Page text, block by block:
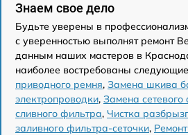
Знаем свое дело
Будьте уверены в
с уверенностью выполнят ремонт
данным наших мастеров в
наиболее востребованы
приводного ремня, Замена шкива
электропроводки, Замена сетевого
сливного фильтра, Чистка
заливного фильтра-сеточки,